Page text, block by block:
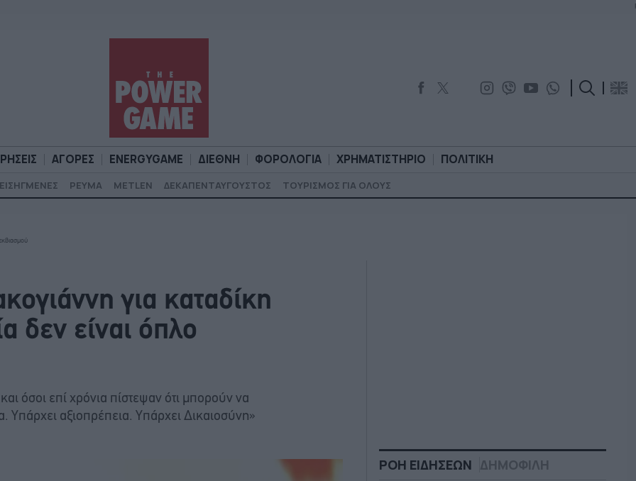
ΑΓΟΡΕΣ ENERGYGAME ΔΙΕΘΝΗ ΦΟΡΟΛΟΓΙΑ ΧΡΗΜΑΤΙΣΤΗΡΙΟ ΠΟΛΙΤΙΚΗ
ΕΙΣΗΓΜΕΝΕΣ ΡΕΥΜΑ METLEN ΔΕΚΑΠΕΝΤΑΥΓΟΥΣΤΟΣ ΤΟΥΡΙΣΜΟΣ ΓΙΑ ΟΛΟΥΣ
για καταδίκη
δεν είναι όπλο
όσοι επί χρόνια πίστεψαν ότι μπορούν να
αξιοπρέπεια. Υπάρχει Δικαιοσύνη»
ΡΟΗ ΕΙΔΗΣΕΩΝ ΔΗΜΟΦΙΛΗ